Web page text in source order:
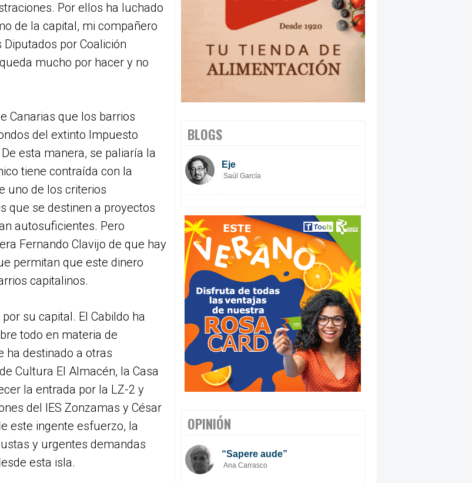
Por ellos ha luchado
de la capital, mi compañero
por Coalición
mucho por hacer y no
Canarias que los barrios
del extinto Impuesto
esta manera, se paliaría la
tiene contraída con la
uno de los criterios
que se destinen a proyectos
autosuficientes. Pero
Fernando Clavijo de que hay
permitan que este dinero
capitalinos.
su capital. El Cabildo ha
todo en materia de
ha destinado a otras
Cultura El Almacén, la Casa
la entrada por la LZ-2 y
del IES Zonzamas y César
este ingente esfuerzo, la
y urgentes demandas
esta isla.
BLOGS
Eje
Saúl García
OPINIÓN
“Sapere aude”
Ana Carrasco